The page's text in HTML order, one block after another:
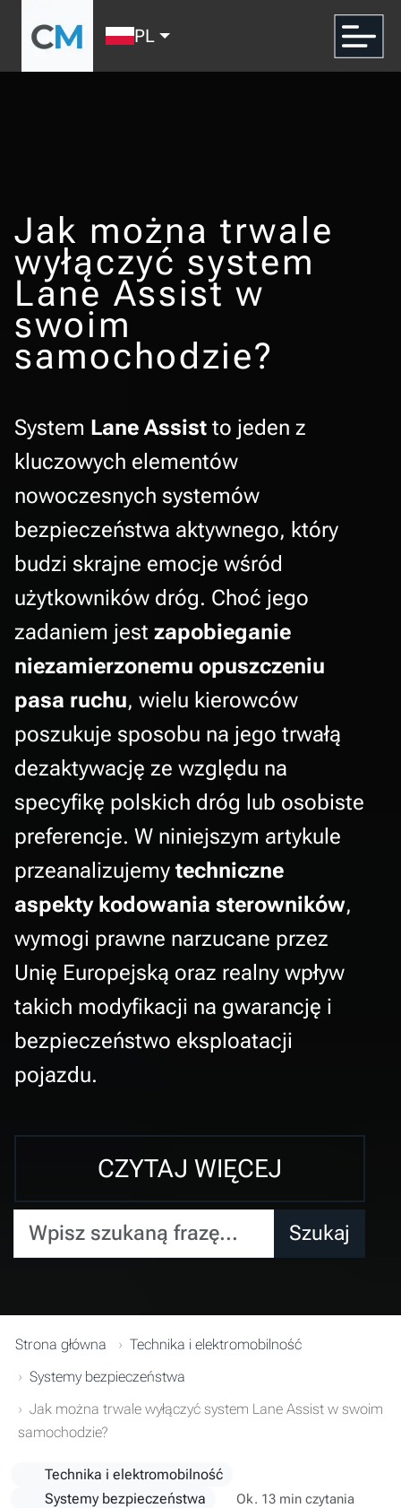
PL
Jak można trwale
wyłączyć system
Lane Assist w
swoim
samochodzie?
System Lane Assist to jeden z
kluczowych elementów
nowoczesnych systemów
bezpieczeństwa aktywnego, który
budzi skrajne emocje wśród
użytkowników dróg. Choć jego
zadaniem jest zapobieganie
niezamierzonemu opuszczeniu
pasa ruchu, wielu kierowców
poszukuje sposobu na jego trwałą
dezaktywację ze względu na
specyfikę polskich dróg lub osobiste
preferencje. W niniejszym artykule
przeanalizujemy techniczne
aspekty kodowania sterowników,
wymogi prawne narzucane przez
Unię Europejską oraz realny wpływ
takich modyfikacji na gwarancję i
bezpieczeństwo eksploatacji
pojazdu.
CZYTAJ WIĘCEJ
Wpisz szukaną frazę... Szukaj
Strona główna
Technika i elektromobilność
Systemy bezpieczeństwa
Jak można trwale wyłączyć system Lane Assist w swoim
samochodzie?
Technika i elektromobilność
Systemy bezpieczeństwa
Ok. 13 min czytania